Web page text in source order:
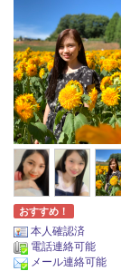
おすすめ！
本人確認済
電話連絡可能
メール連絡可能